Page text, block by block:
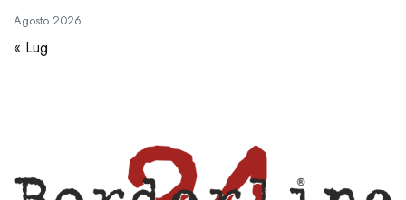
Agosto 2026
« Lug